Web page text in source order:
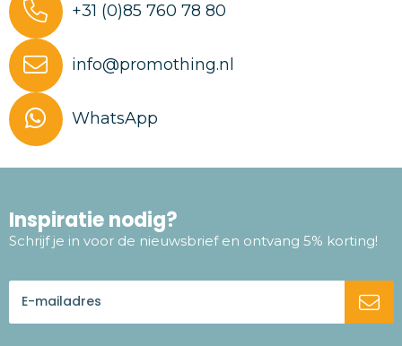
+31 (0)85 760 78 80
info@promothing.nl
WhatsApp
Inspiratie nodig?
Schrijf je in voor de nieuwsbrief en ontvang 5% korting!